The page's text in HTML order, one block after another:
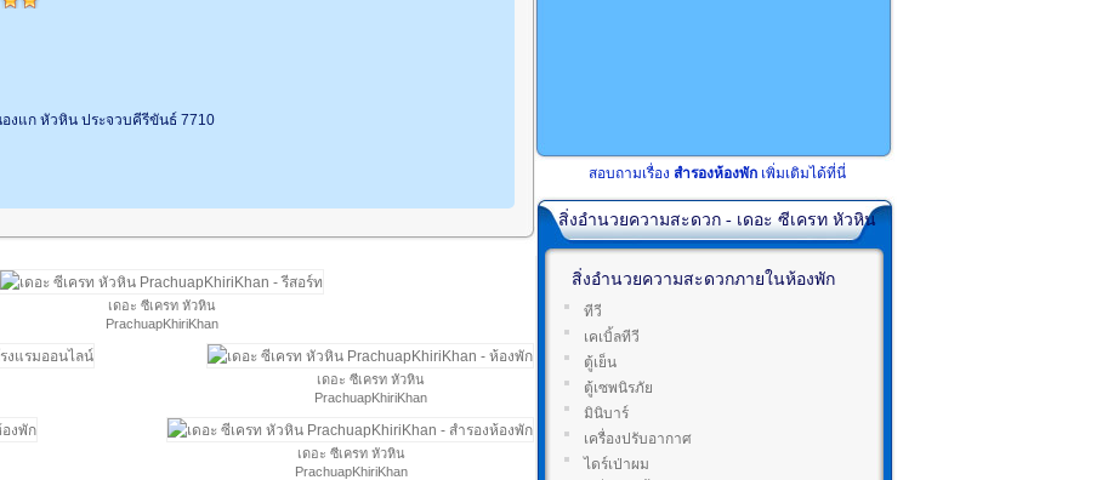
งแก หัวหิน ประจวบคีรีขันธ์ 7710
เดอะ ซีเครท หัวหิน
PrachuapKhiriKhan
เดอะ ซีเครท หัวหิน
PrachuapKhiriKhan
เดอะ ซีเครท หัวหิน
PrachuapKhiriKhan
สอบถามเรื่อง สำรองห้องพัก เพิ่มเติมได้ที่นี่
สิ่งอำนวยความสะดวก - เดอะ ซีเครท หัวหิน
สิ่งอำนวยความสะดวกภายในห้องพัก
ทีวี
เคเบิ้ลทีวี
ตู้เย็น
ตู้เซพนิรภัย
มินิบาร์
เครื่องปรับอากาศ
ไดร์เป่าผม